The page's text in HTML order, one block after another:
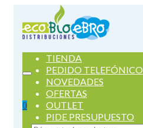
0
TIENDA
PEDIDO TELEFÓNICO
NOVEDADES
OFERTAS
OUTLET
PIDE PRESUPUESTO